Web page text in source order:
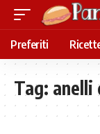
Preferiti
Tag: anelli